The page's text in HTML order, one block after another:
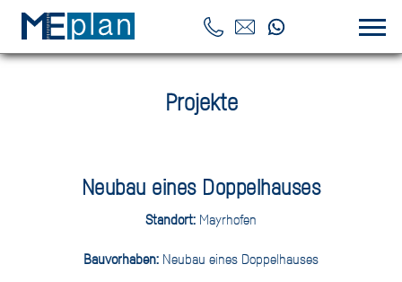
Projekte
Neubau eines Doppelhauses
Standort: Mayrhofen
Bauvorhaben: Neubau eines Doppelhauses